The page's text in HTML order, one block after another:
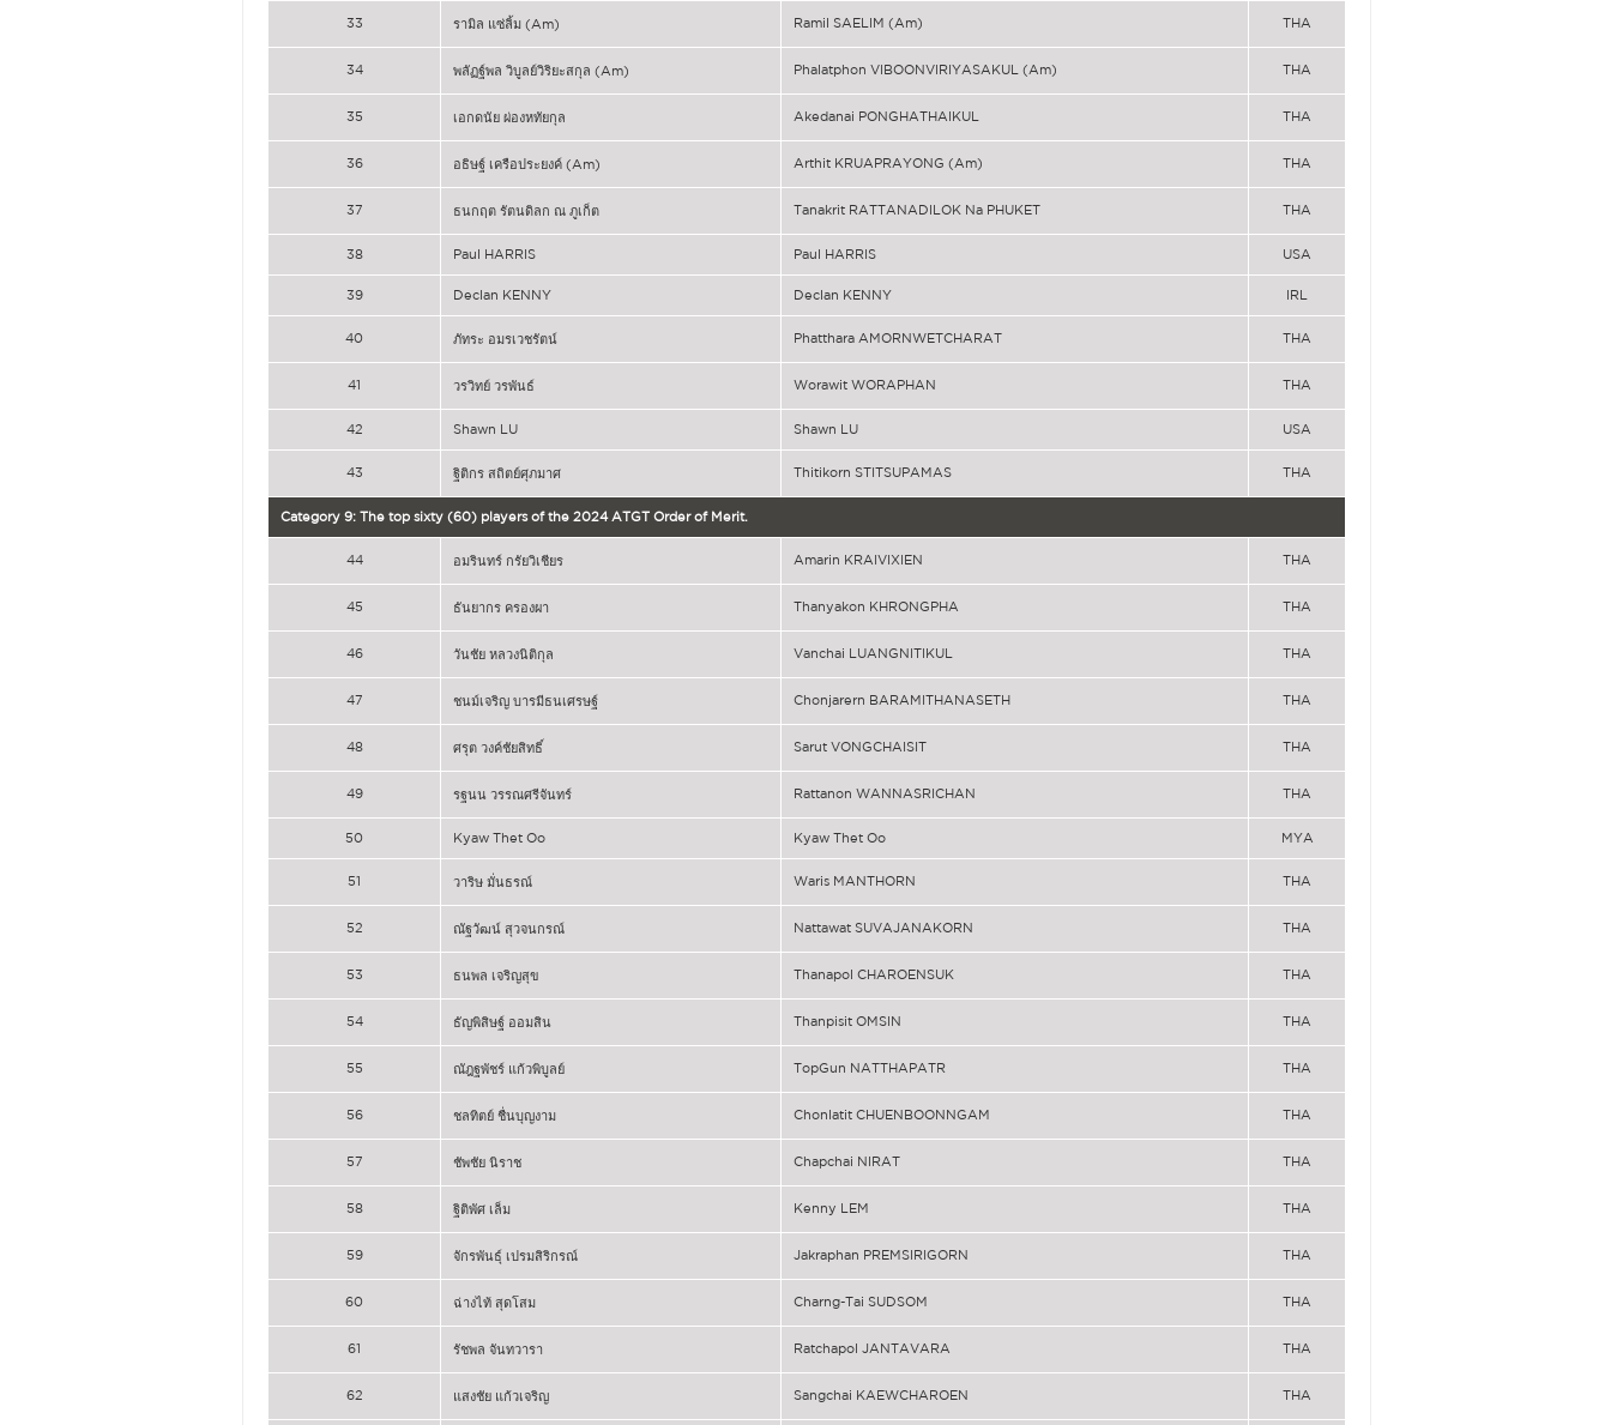
33 รามิล แซ่ลิ้ม (Am) Ramil SAELIM (Am) THA
34 พลัฏฐ์พล วิบูลย์วิริยะสกุล (Am) Phalatphon VIBOONVIRIYASAKUL (Am) THA
35 เอกดนัย ผ่องหทัยกุล Akedanai PONGHATHAIKUL THA
36 อธิษฐ์ เครือประยงค์ (Am) Arthit KRUAPRAYONG (Am) THA
37 ธนกฤต รัตนดิลก ณ ภูเก็ต Tanakrit RATTANADILOK Na PHUKET THA
38 Paul HARRIS Paul HARRIS USA
39 Declan KENNY Declan KENNY IRL
40 ภัทระ อมรเวชรัตน์ Phatthara AMORNWETCHARAT THA
41 วรวิทย์ วรพันธ์ Worawit WORAPHAN THA
42 Shawn LU Shawn LU USA
43 ฐิติกร สถิตย์ศุภมาศ Thitikorn STITSUPAMAS THA
Category 9: The top sixty (60) players of the 2024 ATGT Order of Merit.
44 อมรินทร์ กรัยวิเชียร Amarin KRAIVIXIEN THA
45 ธันยากร ครองผา Thanyakon KHRONGPHA THA
46 วันชัย หลวงนิติกุล Vanchai LUANGNITIKUL THA
47 ชนม์เจริญ บารมีธนเศรษฐ์ Chonjarern BARAMITHANASETH THA
48 ศรุต วงค์ชัยสิทธิ์ Sarut VONGCHAISIT THA
49 รฐนน วรรณศรีจันทร์ Rattanon WANNASRICHAN THA
50 Kyaw Thet Oo Kyaw Thet Oo MYA
51 วาริษ มั่นธรณ์ Waris MANTHORN THA
52 ณัฐวัฒน์ สุวจนกรณ์ Nattawat SUVAJANAKORN THA
53 ธนพล เจริญสุข Thanapol CHAROENSUK THA
54 ธัญพิสิษฐ์ ออมสิน Thanpisit OMSIN THA
55 ณัฎฐพัชร์ แก้วพิบูลย์ TopGun NATTHAPATR THA
56 ชลทิตย์ ชื่นบุญงาม Chonlatit CHUENBOONNGAM THA
57 ชัพชัย นิราช Chapchai NIRAT THA
58 ฐิติพัศ เล็ม Kenny LEM THA
59 จักรพันธุ์ เปรมสิริกรณ์ Jakraphan PREMSIRIGORN THA
60 ฉ่างไท้ สุดโสม Charng-Tai SUDSOM THA
61 รัชพล จันทวารา Ratchapol JANTAVARA THA
62 แสงชัย แก้วเจริญ Sangchai KAEWCHAROEN THA